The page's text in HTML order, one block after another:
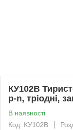
КУ102В
p-n, тріодні,
В наявності
Код: КУ102В